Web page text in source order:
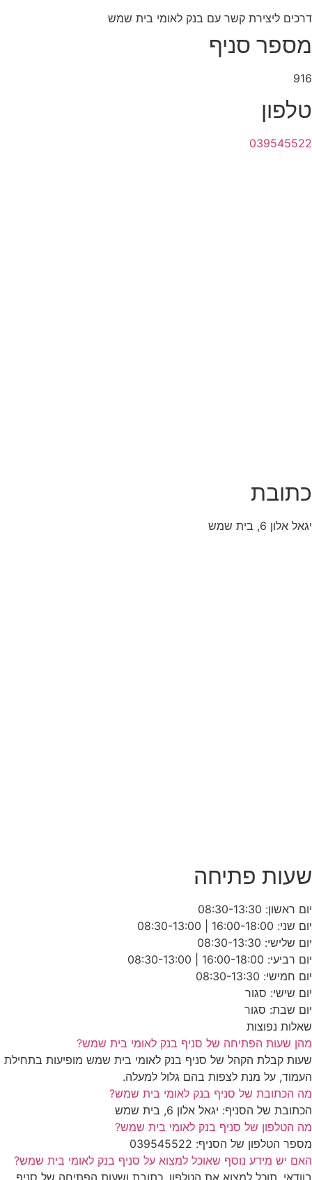
דרכים ליצירת קשר עם בנק לאומי בית שמש
מספר סניף
916
טלפון
039545522
כתובת
יגאל אלון 6, בית שמש
שעות פתיחה
יום ראשון: 08:30-13:30
יום שני: 16:00-18:00 | 08:30-13:00
יום שלישי: 08:30-13:30
יום רביעי: 16:00-18:00 | 08:30-13:00
יום חמישי: 08:30-13:30
יום שישי: סגור
יום שבת: סגור
שאלות נפוצות
מהן שעות הפתיחה של סניף בנק לאומי בית שמש?
שעות קבלת הקהל של סניף בנק לאומי בית שמש מופיעות בתחילת
העמוד, על מנת לצפות בהם גלול למעלה.
מה הכתובת של סניף בנק לאומי בית שמש?
הכתובת של הסניף: יגאל אלון 6, בית שמש
מה הטלפון של סניף בנק לאומי בית שמש?
מספר הטלפון של הסניף: 039545522
האם יש מידע נוסף שאוכל למצוא על סניף בנק לאומי בית שמש?
בוודאי, תוכל למצוא את הטלפון, כתובת ושעות הפתיחה של סניף